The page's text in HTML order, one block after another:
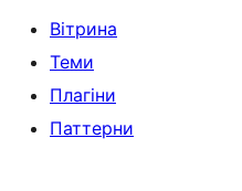
Вітрина
Теми
Плагіни
Паттерни